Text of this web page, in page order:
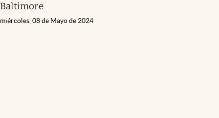
Baltimore
miércoles, 08 de Mayo de 2024